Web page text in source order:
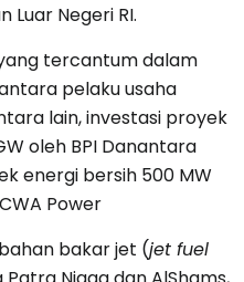
Luar Negeri RI.
tercantum dalam
pelaku usaha
lain, investasi proyek
oleh BPI Danantara
energi bersih 500 MW
Power
bakar jet (jet fuel